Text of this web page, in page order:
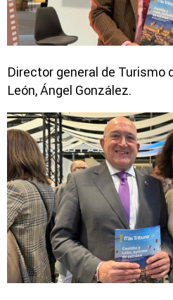
Director general de Turismo
León, Ángel González.